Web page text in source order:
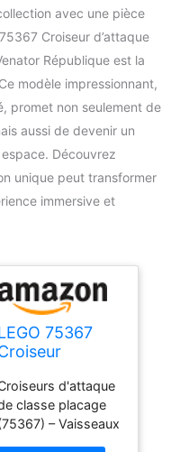
avec une pièce
Croiseur d’attaque
République est la
modèle impressionnant,
promet non seulement de
aussi de devenir un
Découvrez
unique peut transformer
immersive et
75367
UCS de
Venator
d'attaque
classe placage
– Vaisseaux